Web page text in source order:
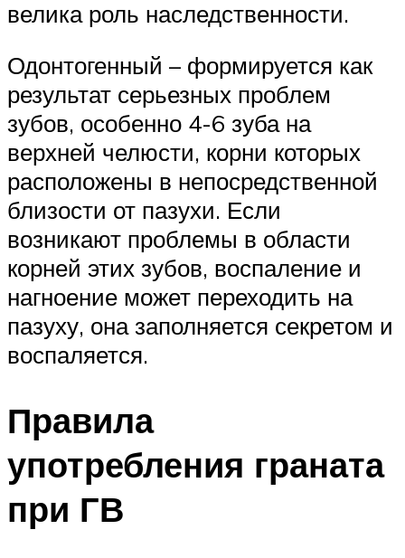
велика роль наследственности.
Одонтогенный – формируется как
результат серьезных проблем
зубов, особенно 4-6 зуба на
верхней челюсти, корни которых
расположены в непосредственной
близости от пазухи. Если
возникают проблемы в области
корней этих зубов, воспаление и
нагноение может переходить на
пазуху, она заполняется секретом и
воспаляется.
Правила
употребления граната
при ГВ